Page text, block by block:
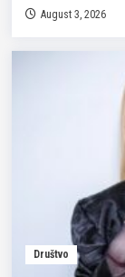
August 3, 2026
Društvo